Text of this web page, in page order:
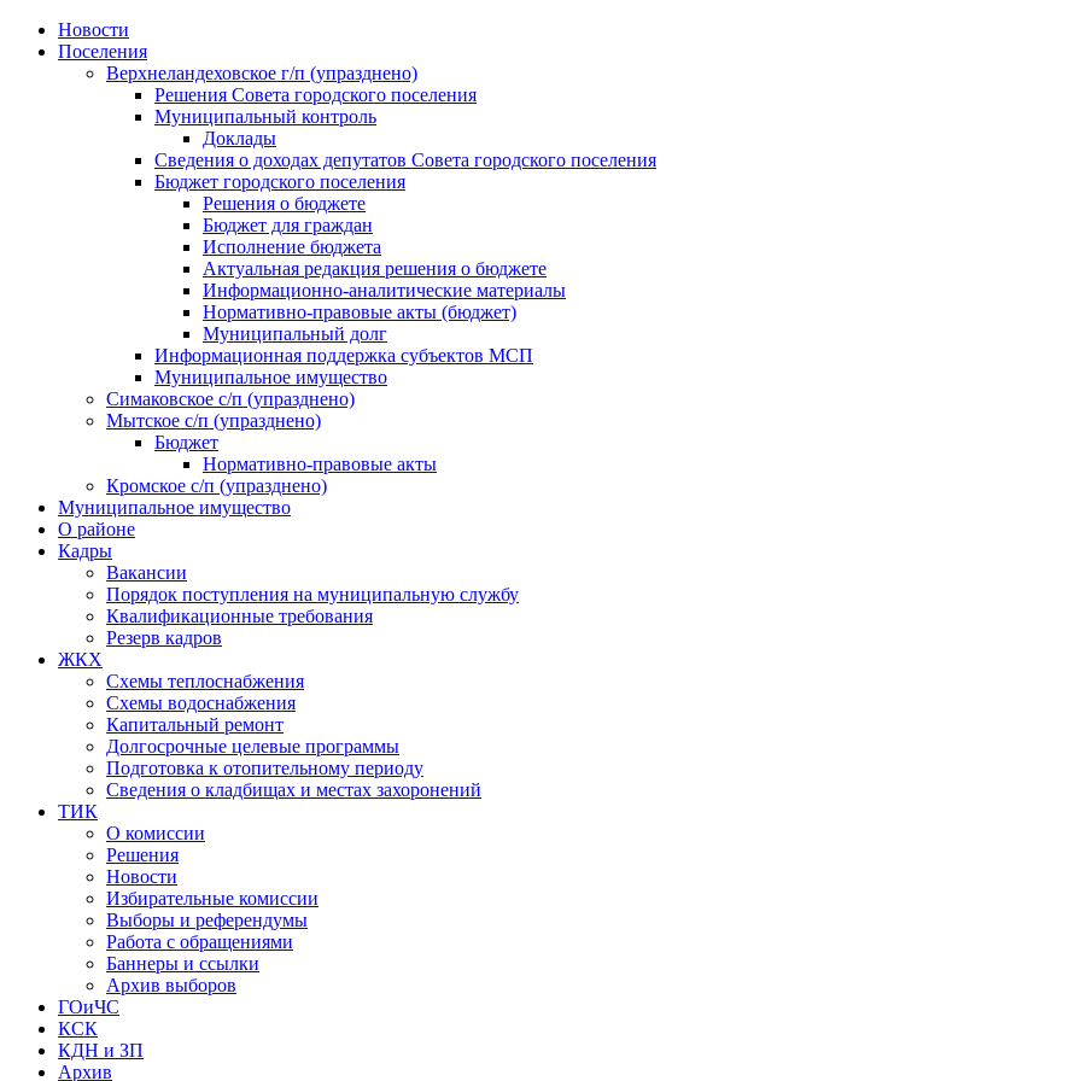
Skip
Новости
Поселения
Верхнеландеховское г/п (упразднено)
Решения Совета городского поселения
Муниципальный контроль
Доклады
Сведения о доходах депутатов Совета городского поселения
Бюджет городского поселения
Решения о бюджете
Бюджет для граждан
Исполнение бюджета
Актуальная редакция решения о бюджете
Информационно-аналитические материалы
Нормативно-правовые акты (бюджет)
Муниципальный долг
Информационная поддержка субъектов МСП
Муниципальное имущество
Симаковское с/п (упразднено)
Мытское с/п (упразднено)
Бюджет
Нормативно-правовые акты
Кромское с/п (упразднено)
Муниципальное имущество
О районе
Кадры
Вакансии
Порядок поступления на муниципальную службу
Квалификационные требования
Резерв кадров
ЖКХ
Схемы теплоснабжения
Схемы водоснабжения
Капитальный ремонт
Долгосрочные целевые программы
Подготовка к отопительному периоду
Сведения о кладбищах и местах захоронений
ТИК
О комиссии
Решения
Новости
Избирательные комиссии
Выборы и референдумы
Работа с обращениями
Баннеры и ссылки
Архив выборов
ГОиЧС
КСК
КДН и ЗП
Архив